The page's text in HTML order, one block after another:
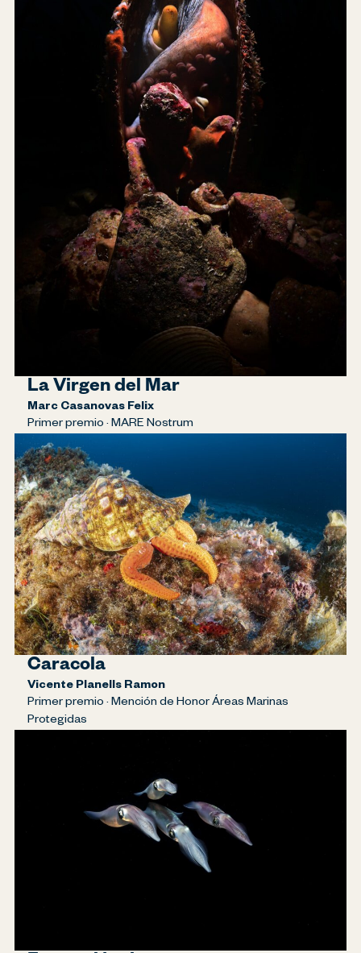
La Virgen del Mar
Marc Casanovas Felix
Primer premio · MARE Nostrum
Caracola
Vicente Planells Ramon
Primer premio · Mención de Honor Áreas Marinas
Protegidas